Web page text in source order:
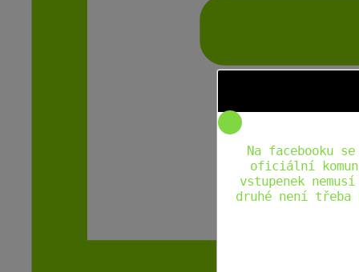
Na facebooku
oficiální
vstupenek
druhé není třeba